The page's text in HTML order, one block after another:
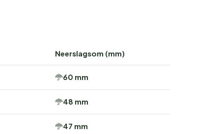
Neerslagsom (mm)
60 mm
48 mm
47 mm